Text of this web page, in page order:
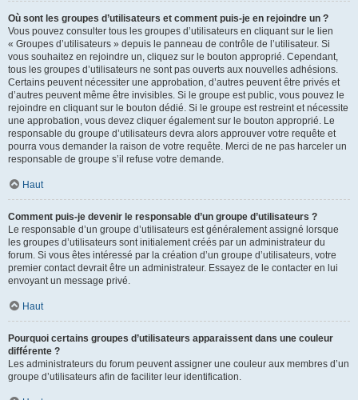
Où sont les groupes d’utilisateurs et comment puis-je en rejoindre un ?
Vous pouvez consulter tous les groupes d’utilisateurs en cliquant sur le lien
« Groupes d’utilisateurs » depuis le panneau de contrôle de l’utilisateur. Si
vous souhaitez en rejoindre un, cliquez sur le bouton approprié. Cependant,
tous les groupes d’utilisateurs ne sont pas ouverts aux nouvelles adhésions.
Certains peuvent nécessiter une approbation, d’autres peuvent être privés et
d’autres peuvent même être invisibles. Si le groupe est public, vous pouvez le
rejoindre en cliquant sur le bouton dédié. Si le groupe est restreint et nécessite
une approbation, vous devez cliquer également sur le bouton approprié. Le
responsable du groupe d’utilisateurs devra alors approuver votre requête et
pourra vous demander la raison de votre requête. Merci de ne pas harceler un
responsable de groupe s’il refuse votre demande.
Haut
Comment puis-je devenir le responsable d’un groupe d’utilisateurs ?
Le responsable d’un groupe d’utilisateurs est généralement assigné lorsque
les groupes d’utilisateurs sont initialement créés par un administrateur du
forum. Si vous êtes intéressé par la création d’un groupe d’utilisateurs, votre
premier contact devrait être un administrateur. Essayez de le contacter en lui
envoyant un message privé.
Haut
Pourquoi certains groupes d’utilisateurs apparaissent dans une couleur
différente ?
Les administrateurs du forum peuvent assigner une couleur aux membres d’un
groupe d’utilisateurs afin de faciliter leur identification.